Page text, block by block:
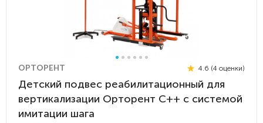
ОРТОРЕНТ 4.6 (4 оценки)
Детский подвес реабилитационный для
вертикализации Орторент С++ с системой
имитации шага